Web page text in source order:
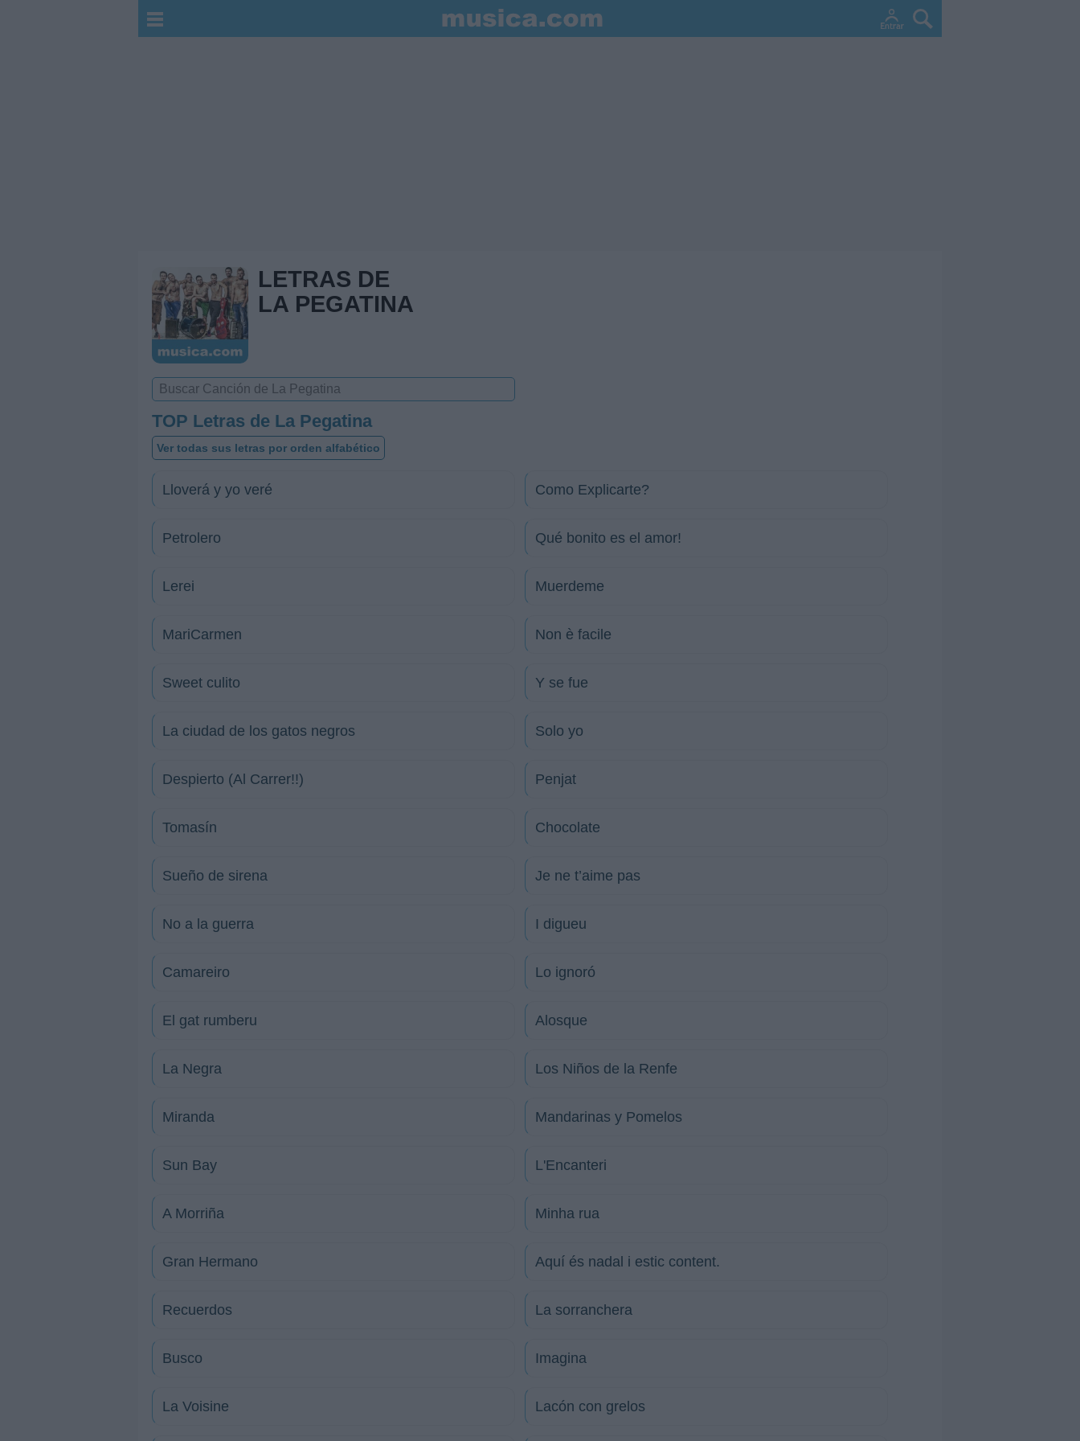
LETRAS DE
LA PEGATINA
TOP Letras de La Pegatina
Ver todas sus letras por orden alfabético
Lloverá y yo veré Como Explicarte?
Petrolero Qué bonito es el amor!
Lerei Muerdeme
MariCarmen Non è facile
Sweet culito Y se fue
La ciudad de los gatos negros Solo yo
Despierto (Al Carrer!!) Penjat
Tomasín Chocolate
Sueño de sirena Je ne t’aime pas
No a la guerra I digueu
Camareiro Lo ignoró
El gat rumberu Alosque
La Negra Los Niños de la Renfe
Miranda Mandarinas y Pomelos
Sun Bay L'Encanteri
A Morriña Minha rua
Gran Hermano Aquí és nadal i estic content.
Recuerdos La sorranchera
Busco Imagina
La Voisine Lacón con grelos